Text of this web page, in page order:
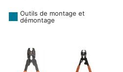
Outils de montage et
démontage